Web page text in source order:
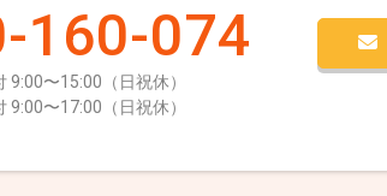
160-074
9:00〜15:00（日祝休）
9:00〜17:00（日祝休）